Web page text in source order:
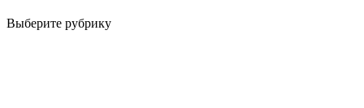
Выберите рубрику